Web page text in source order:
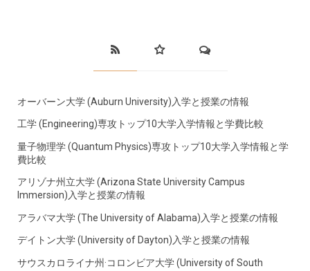
オーバーン大学 (Auburn University)入学と授業の情報
工学 (Engineering)専攻トップ10大学入学情報と学費比較
量子物理学 (Quantum Physics)専攻トップ10大学入学情報と学
費比較
アリゾナ州立大学 (Arizona State University Campus
Immersion)入学と授業の情報
アラバマ大学 (The University of Alabama)入学と授業の情報
デイトン大学 (University of Dayton)入学と授業の情報
サウスカロライナ州·コロンビア大学 (University of South